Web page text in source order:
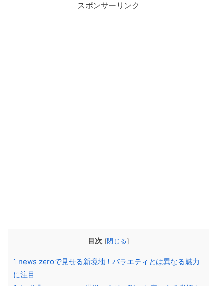
スポンサーリンク
目次 [閉じる]
1 news zeroで見せる新境地！バラエティとは異なる魅力
に注目